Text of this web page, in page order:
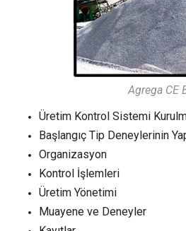
Agrega CE
Üretim Kontrol Sistemi
Başlangıç Tip Deneylerinin
Organizasyon
Kontrol İşlemleri
Üretim Yönetimi
Muayene ve Deneyler